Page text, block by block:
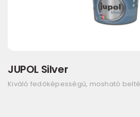
JUPOL Silver
Kiváló fedőképességű, mosható